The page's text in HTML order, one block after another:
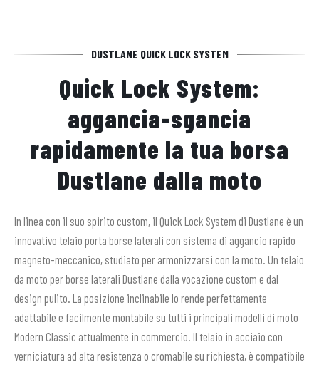
DUSTLANE QUICK LOCK SYSTEM
Quick Lock System:
aggancia-sgancia
rapidamente la tua borsa
Dustlane dalla moto
In linea con il suo spirito custom, il Quick Lock System di Dustlane è un
innovativo telaio porta borse laterali con sistema di aggancio rapido
magneto-meccanico, studiato per armonizzarsi con la moto. Un telaio
da moto per borse laterali Dustlane dalla vocazione custom e dal
design pulito. La posizione inclinabile lo rende perfettamente
adattabile e facilmente montabile su tutti i principali modelli di moto
Modern Classic attualmente in commercio. Il telaio in acciaio con
verniciatura ad alta resistenza o cromabile su richiesta, è compatibile